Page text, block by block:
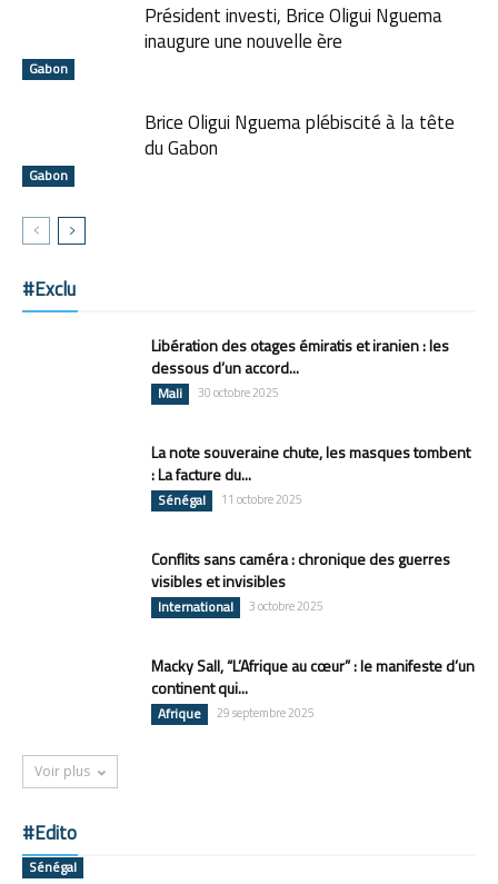
Gabon
Président investi, Brice Oligui Nguema
inaugure une nouvelle ère
Gabon
Brice Oligui Nguema plébiscité à la tête
du Gabon
#Exclu
Libération des otages émiratis et iranien : les
dessous d’un accord...
Mali 30 octobre 2025
La note souveraine chute, les masques tombent
: La facture du...
Sénégal 11 octobre 2025
Conflits sans caméra : chronique des guerres
visibles et invisibles
International 3 octobre 2025
Macky Sall, “L’Afrique au cœur” : le manifeste d’un
continent qui...
Afrique 29 septembre 2025
Voir plus
#Edito
Sénégal